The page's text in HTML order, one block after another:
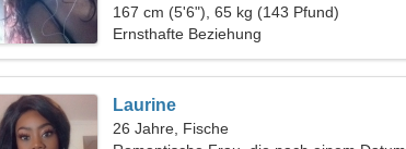
167 cm (5'6"), 65 kg (143 Pfund)
Ernsthafte Beziehung
Laurine
26 Jahre, Fische